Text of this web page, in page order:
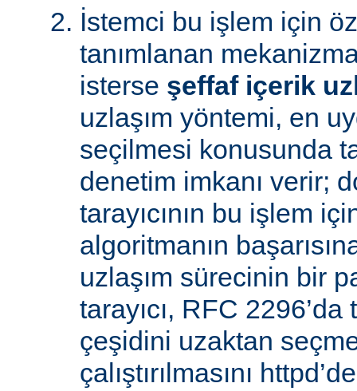
İstemci bu işlem için
tanımlanan
isterse şeffaf içerik
uzlaşım yöntemi, en
seçilmesi konusunda
denetim imkanı verir;
tarayıcının bu işlem
algoritmanın
uzlaşım sürecinin bir
tarayıcı, RFC
çeşidini uzaktan seçme
çalıştırılmasını